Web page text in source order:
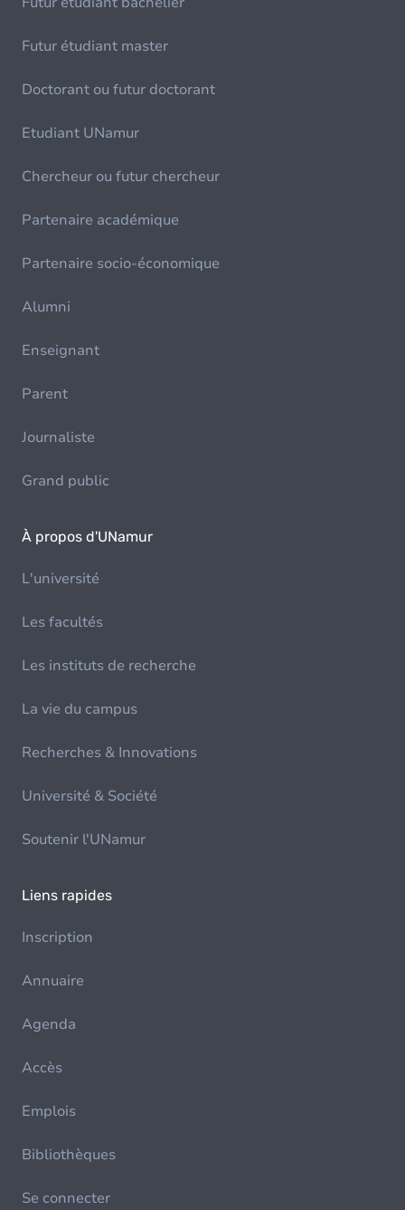
Futur étudiant master
Doctorant ou futur doctorant
Etudiant UNamur
Chercheur ou futur chercheur
Partenaire académique
Partenaire socio-économique
Alumni
Enseignant
Parent
Journaliste
Grand public
À propos d'UNamur
L'université
Les facultés
Les instituts de recherche
La vie du campus
Recherches & Innovations
Université & Société
Soutenir l'UNamur
Liens rapides
Inscription
Annuaire
Agenda
Accès
Emplois
Bibliothèques
Se connecter